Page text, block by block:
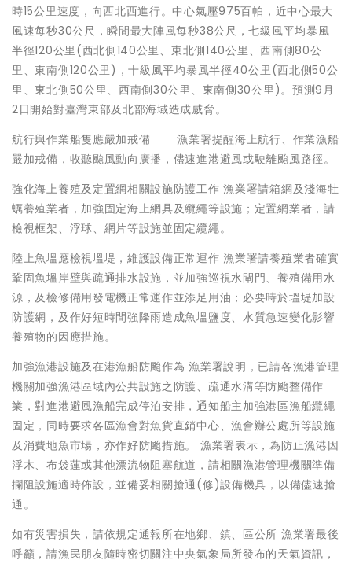
時15公里速度，向西北西進行。中心氣壓975百帕，近中心最大
風速每秒30公尺，瞬間最大陣風每秒38公尺，七級風平均暴風
半徑120公里(西北側140公里、東北側140公里、西南側80公
里、東南側120公里)，十級風平均暴風半徑40公里(西北側50公
里、東北側50公里、西南側30公里、東南側30公里)。預測9月
2日開始對臺灣東部及北部海域造成威脅。
航行與作業船隻應嚴加戒備 漁業署提醒海上航行、作業漁船
嚴加戒備，收聽颱風動向廣播，儘速進港避風或駛離颱風路徑。
強化海上養殖及定置網相關設施防護工作 漁業署請箱網及淺海牡
蠣養殖業者，加強固定海上網具及纜繩等設施；定置網業者，請
檢視框架、浮球、網片等設施並固定纜繩。
陸上魚塭應檢視塭堤，維護設備正常運作 漁業署請養殖業者確實
鞏固魚塭岸壁與疏通排水設施，並加強巡視水閘門、養殖備用水
源，及檢修備用發電機正常運作並添足用油；必要時於塭堤加設
防護網，及作好短時間強降雨造成魚塭鹽度、水質急速變化影響
養殖物的因應措施。
加強漁港設施及在港漁船防颱作為 漁業署說明，已請各漁港管理
機關加強漁港區域內公共設施之防護、疏通水溝等防颱整備作
業，對進港避風漁船完成停泊安排，通知船主加強港區漁船纜繩
固定，同時要求各區漁會對魚貨直銷中心、漁會辦公處所等設施
及消費地魚市場，亦作好防颱措施。 漁業署表示，為防止漁港因
浮木、布袋蓮或其他漂流物阻塞航道，請相關漁港管理機關準備
攔阻設施適時佈設，並備妥相關搶通(修)設備機具，以備儘速搶
通。
如有災害損失，請依規定通報所在地鄉、鎮、區公所 漁業署最後
呼籲，請漁民朋友隨時密切關注中央氣象局所發布的天氣資訊，